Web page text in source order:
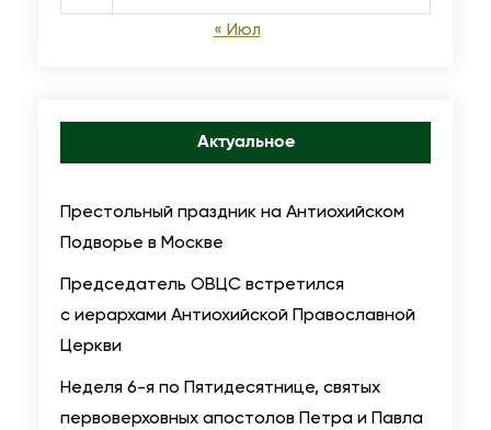
Х
С
К
О
Й
А
« Июл
Актуальное
Престольный праздник на Антиохийском
Подворье в Москве
Председатель ОВЦС встретился
с иерархами Антиохийской Православной
Церкви
Неделя 6-я по Пятидесятнице, святых
первоверховных апостолов Петра и Павла